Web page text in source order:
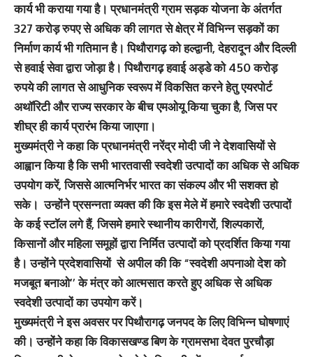
कार्य भी कराया गया है। प्रधानमंत्री ग्राम सड़क योजना के अंतर्गत
327 करोड़ रुपए से अधिक की लागत से क्षेत्र में विभिन्न सड़कों का
निर्माण कार्य भी गतिमान है। पिथौरागढ़ को हल्द्वानी, देहरादून और दिल्ली
से हवाई सेवा द्वारा जोड़ा है। पिथौरागढ़ हवाई अड्डे को 450 करोड़
रुपये की लागत से आधुनिक स्वरूप में विकसित करने हेतु एयरपोर्ट
अथॉरिटी और राज्य सरकार के बीच एमओयू किया चुका है, जिस पर
शीघ्र ही कार्य प्रारंभ किया जाएगा।
मुख्यमंत्री ने कहा कि प्रधानमंत्री नरेंद्र मोदी जी ने देशवासियों से
आह्वान किया है कि सभी भारतवासी स्वदेशी उत्पादों का अधिक से अधिक
उपयोग करें, जिससे आत्मनिर्भर भारत का संकल्प और भी सशक्त हो
सके। उन्होंने प्रसन्नता व्यक्त की कि इस मेले में हमारे स्वदेशी उत्पादों
के कई स्टॉल लगे हैं, जिसमे हमारे स्थानीय कारीगरों, शिल्पकारों,
किसानों और महिला समूहों द्वारा निर्मित उत्पादों को प्रदर्शित किया गया
है। उन्होंने प्रदेशवासियों से अपील की कि “स्वदेशी अपनाओ देश को
मजबूत बनाओ’’ के मंत्र को आत्मसात करते हुए अधिक से अधिक
स्वदेशी उत्पादों का उपयोग करें।
मुख्यमंत्री ने इस अवसर पर पिथौरागढ़ जनपद के लिए विभिन्न घोषणाएं
की। उन्होंने कहा कि विकासखण्ड बिण के ग्रामसभा देवत पुरचौड़ा